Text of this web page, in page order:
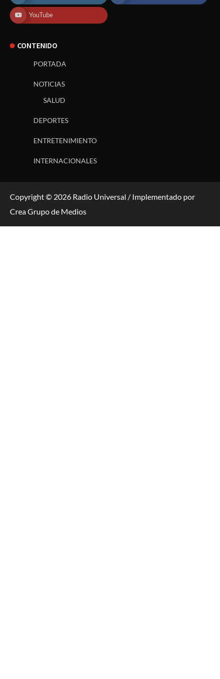
YouTube
CONTENIDO
PORTADA
NOTICIAS
SALUD
DEPORTES
ENTRETENIMIENTO
INTERNACIONALES
Copyright © 2026 Radio Universal / Implementado por
Crea Grupo de Medios